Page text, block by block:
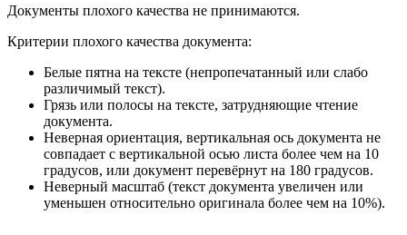
Документы плохого качества не принимаются.
Критерии плохого качества документа:
Белые пятна на тексте (непропечатанный или слабо
различимый текст).
Грязь или полосы на тексте, затрудняющие чтение
документа.
Неверная ориентация, вертикальная ось документа не
совпадает с вертикальной осью листа более чем на 10
градусов, или документ перевёрнут на 180 градусов.
Неверный масштаб (текст документа увеличен или
уменьшен относительно оригинала более чем на 10%).